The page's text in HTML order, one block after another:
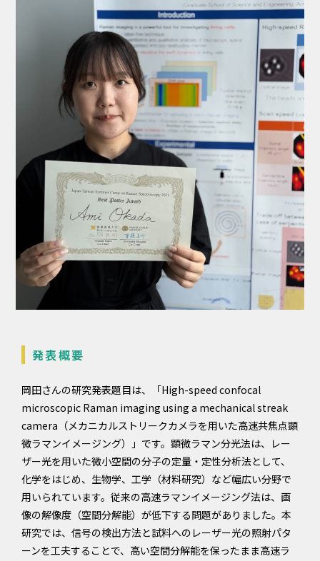
発表概要
岡田さんの研究発表題目は、「High-speed confocal
microscopic Raman imaging using a mechanical streak
camera（メカニカルストリークカメラを用いた高速共焦点顕
微ラマンイメージング）」です。顕微ラマン分光法は、レー
ザー光を用いた微小空間の分子の定量・定性分析法として、
化学をはじめ、生物学、工学（材料研究）など幅広い分野で
用いられています。従来の高速ラマンイメージング法は、画
像の解像度（空間分解能）が低下する問題がありました。本
研究では、信号の検出方法と試料へのレーザー光の照射パタ
ーンを工夫することで、高い空間分解能を保ったまま高速ラ